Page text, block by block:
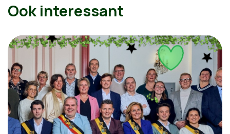
Ook interessant